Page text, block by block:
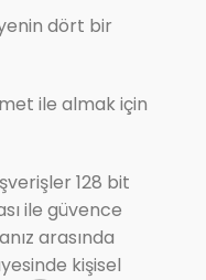
dört bir
ile almak için
128 bit
ile güvence
arasında
kişisel